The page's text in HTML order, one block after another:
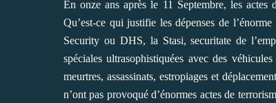
En onze ans après le 11 Septembre, les actes
Qu’est-ce qui justifie les dépenses de
Security ou DHS, la Stasi, securitate de
spéciales ultrasophistiquées avec des
meurtres, assassinats, estropiages et
n’ont pas provoqué d’énormes actes de